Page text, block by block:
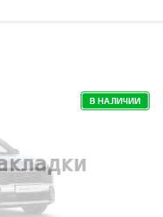
В НАЛИЧИИ